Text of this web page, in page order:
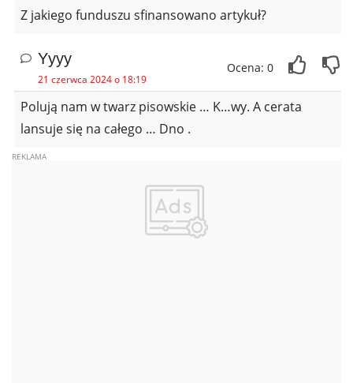
Z jakiego funduszu sfinansowano artykuł?
Yyyy
21 czerwca 2024 o 18:19
Ocena: 0
Polują nam w twarz pisowskie … K…wy. A cerata
lansuje się na całego … Dno .